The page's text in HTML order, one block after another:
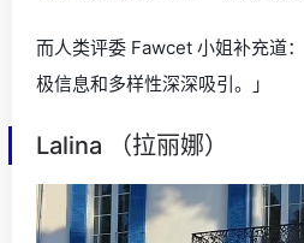
而人类评委 Fawcet 小姐补充道
极信息和多样性深深吸引。」
Lalina （拉丽娜）